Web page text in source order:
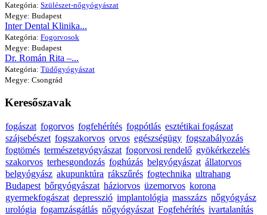
Kategória: Szülészet-nőgyógyászat
Megye: Budapest
Inter Dental Klinika...
Kategória: Fogorvosok
Megye: Budapest
Dr. Román Rita –...
Kategória: Tüdőgyógyászat
Megye: Csongrád
Keresőszavak
fogászat fogorvos fogfehérítés fogpótlás esztétikai fogászat
szájsebészet fogszakorvos orvos egészségügy fogszabályozás
fogtömés természetgyógyászat fogorvosi rendelő gyökérkezelés
szakorvos terhesgondozás foghúzás belgyógyászat állatorvos
belgyógyász akupunktúra rákszűrés fogtechnika ultrahang
Budapest bőrgyógyászat háziorvos üzemorvos korona
gyermekfogászat depresszió implantológia masszázs nőgyógyász
urológia fogamzásgátlás nőgyógyászat Fogfehérítés ivartalanítás